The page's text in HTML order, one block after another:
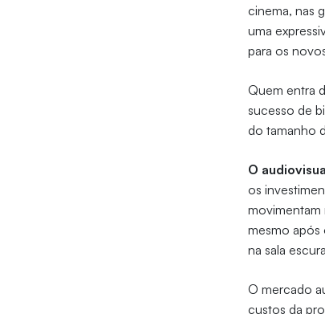
cinema, nas
uma
para os
Quem entra
sucesso de
do tamanho
O
os
movimentam
mesmo após
na sala
O mercado
custos da